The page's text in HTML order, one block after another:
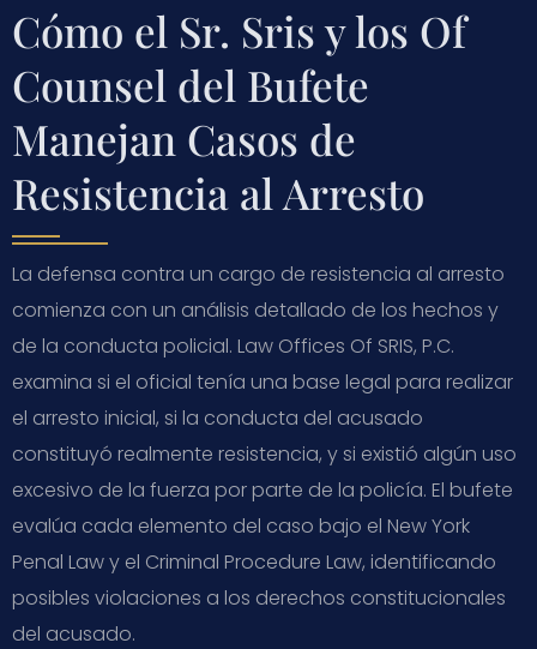
Cómo el Sr. Sris y los Of
Counsel del Bufete
Manejan Casos de
Resistencia al Arresto
La defensa contra un cargo de resistencia al arresto
comienza con un análisis detallado de los hechos y
de la conducta policial. Law Offices Of SRIS, P.C.
examina si el oficial tenía una base legal para realizar
el arresto inicial, si la conducta del acusado
constituyó realmente resistencia, y si existió algún uso
excesivo de la fuerza por parte de la policía. El bufete
evalúa cada elemento del caso bajo el New York
Penal Law y el Criminal Procedure Law, identificando
posibles violaciones a los derechos constitucionales
del acusado.